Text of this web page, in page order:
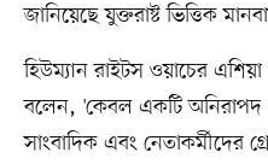
জানিয়েছে যুক্তরাষ্ট ভিত্তিক
হিউম্যান রাইটস ওয়াচের
বলেন, 'কেবল একটি অনিরাপদ ও
সাংবাদিক এবং নেতাকর্মীদের